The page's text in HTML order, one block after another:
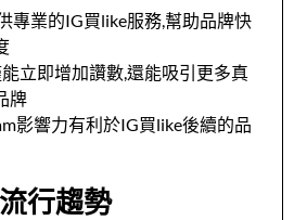
專業的IG買like服務,幫助品牌快
立即增加讚數,還能吸引更多真
牌
影響力有利於IG買like後續的品
行趨勢